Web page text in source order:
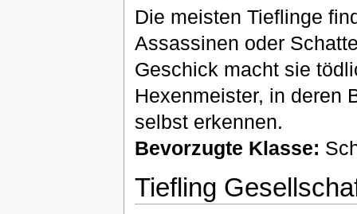
Die meisten Tieflinge
Assassinen oder
Geschick macht sie
Hexenmeister, in deren
selbst erkennen.
Bevorzugte Klasse:
Tiefling